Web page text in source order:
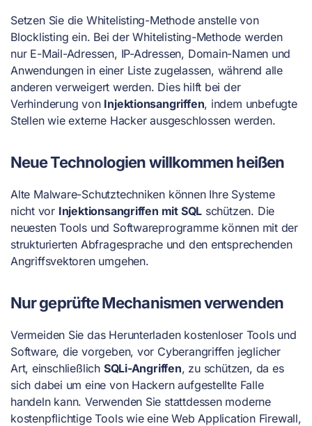
Setzen Sie die Whitelisting-Methode anstelle von
Blocklisting ein. Bei der Whitelisting-Methode werden
nur E-Mail-Adressen, IP-Adressen, Domain-Namen und
Anwendungen in einer Liste zugelassen, während alle
anderen verweigert werden. Dies hilft bei der
Verhinderung von Injektionsangriffen, indem unbefugte
Stellen wie externe Hacker ausgeschlossen werden.
Neue Technologien willkommen heißen
Alte Malware-Schutztechniken können Ihre Systeme
nicht vor Injektionsangriffen mit SQL schützen. Die
neuesten Tools und Softwareprogramme können mit der
strukturierten Abfragesprache und den entsprechenden
Angriffsvektoren umgehen.
Nur geprüfte Mechanismen verwenden
Vermeiden Sie das Herunterladen kostenloser Tools und
Software, die vorgeben, vor Cyberangriffen jeglicher
Art, einschließlich SQLi-Angriffen, zu schützen, da es
sich dabei um eine von Hackern aufgestellte Falle
handeln kann. Verwenden Sie stattdessen moderne
kostenpflichtige Tools wie eine Web Application Firewall,